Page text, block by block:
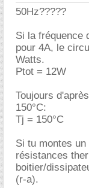
50Hz?????
Si la fréquence
pour 4A, le
Watts.
Ptot = 12W
Toujours
150°C:
Tj = 150°C
Si tu montes
résistances
boitier/
(r-a).